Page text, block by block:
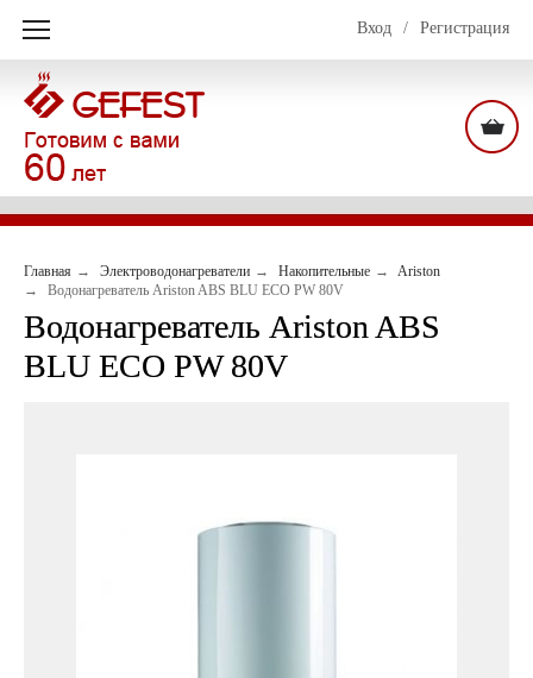
Вход / Регистрация
Главная Электроводонагреватели Накопительные
Ariston
Водонагреватель Ariston ABS BLU ECO PW 80V
Водонагреватель Ariston ABS
BLU ECO PW 80V